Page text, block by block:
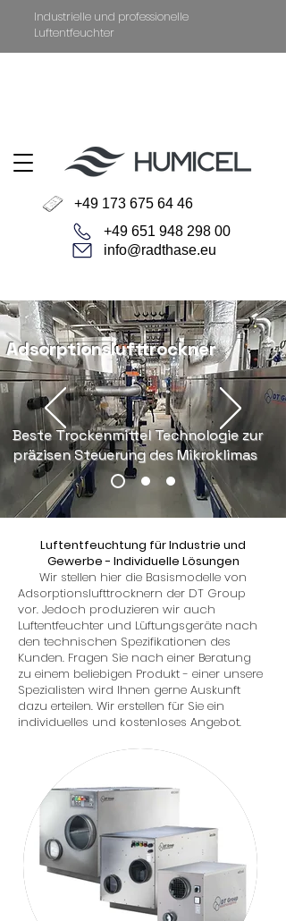
Industrielle und professionelle
Luftentfeuchter
+49 173 675 64 46
+49 651 948 298 00
info@radthase.eu
Adsorptionslufttrockner
Beste Trockenmittel Technologie zur
präzisen Steuerung des Mikroklimas
Luftentfeuchtung für Industrie und
Gewerbe - Individuelle Lösungen
Wir stellen hier die Basismodelle von
Adsorptionslufttrocknern der DT Group
vor. Jedoch produzieren wir auch
Luftentfeuchter und Lüftungsgeräte nach
den technischen Spezifikationen des
Kunden. Fragen Sie nach einer Beratung
zu einem beliebigen Produkt - einer unsere
Spezialisten wird Ihnen gerne Auskunft
dazu erteilen. Wir erstellen für Sie ein
individuelles und kostenloses Angebot.